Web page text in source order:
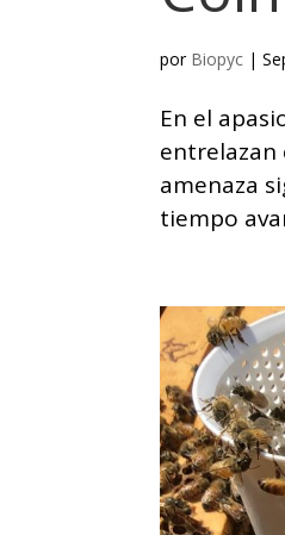
por Biopyc |
En el
entrelazan
amenaza
tiempo